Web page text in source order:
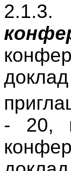
2.1.3.
- 20,